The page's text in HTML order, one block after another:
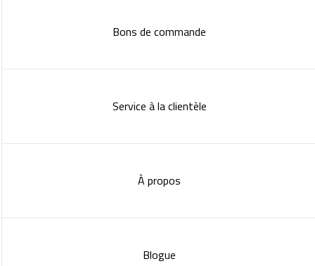
Bons de commande
Service à la clientèle
À propos
Blogue